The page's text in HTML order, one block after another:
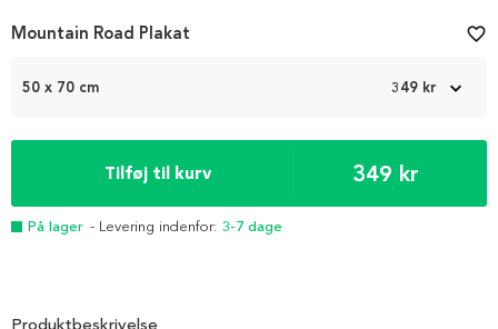
Item
50 x 70 cm 349 kr
Tilføj til kurv 349 kr
På lager - Levering indenfor: 3-7 dage
Mountain Road Plakat favorite_border
Produktbeskrivelse